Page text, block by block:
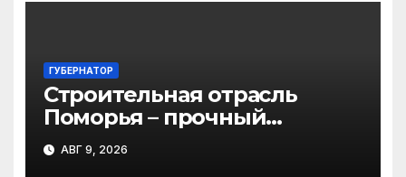
ГУБЕРНАТОР
Строительная отрасль
Поморья – прочный
фундамент развития
региона
АВГ 9, 2026